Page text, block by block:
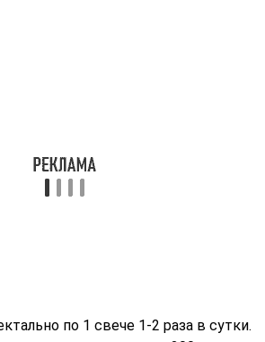
по 1 свече 1-2 раза в сутки.